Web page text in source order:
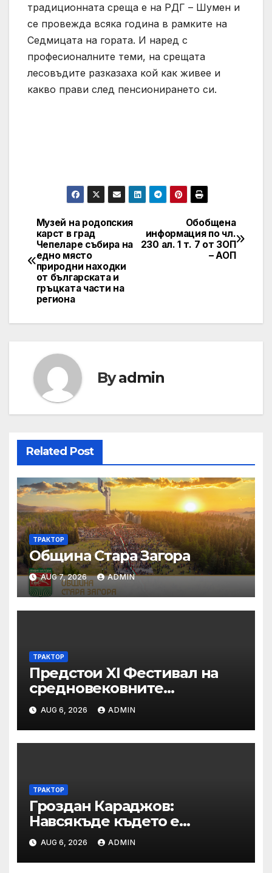
традиционната среща е на РДГ – Шумен и
се провежда всяка година в рамките на
Седмицата на гората. И наред с
професионалните теми, на срещата
лесовъдите разказаха кой как живее и
какво прави след пенсионирането си.
Post
navigation
Обобщена
информация по чл.
230 ал. 1 т. 7 от ЗОП
– АОП
Музей на родопския
карст в град
Чепеларе събира на
едно място
природни находки
от българската и
гръцката части на
региона
Byadmin
Related Post
ТРАКТОР
Община Стара Загора
AUG 7, 2026 ADMIN
ТРАКТОР
Предстои XI Фестивал на
средновековните
традиции, бит и култура
„Калето
AUG 6, 2026 ADMIN
ТРАКТОР
Гроздан Караджов:
Навсякъде където е
възможна човешка грешка
в железницата, трябва да
има система за вторичен
AUG 6, 2026 ADMIN